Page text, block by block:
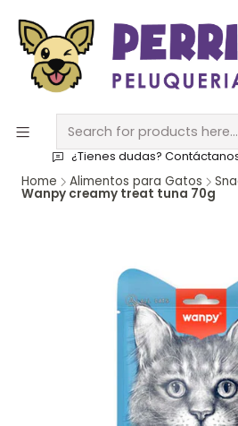
¿Tienes dudas?
Home Alimentos para Gatos
Wanpy creamy treat tuna 70g